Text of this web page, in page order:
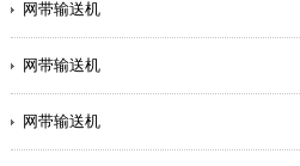
网带输送机
网带输送机
网带输送机